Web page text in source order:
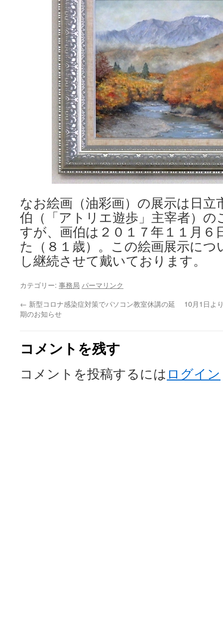
なお絵画（油彩画）の展示は日立
伯（「アトリエ遊歩」主宰者）
すが、画伯は２０１７年１１月６
た（８１歳）。この絵画展示に
し継続させて戴いております。
カテゴリー: 事務局 パーマリンク
← 新型コロナ感染症対策でパソコン教室休講の延
期のお知らせ
10月1日よ
コメントを残す
コメントを投稿するには ログイン